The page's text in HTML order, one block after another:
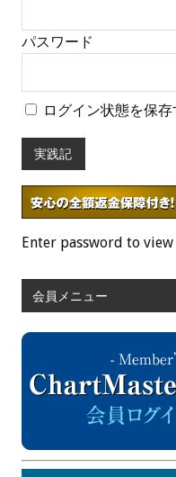
パスワード
ログイン状態を保存
実践記
Enter password to view
会員メニュー